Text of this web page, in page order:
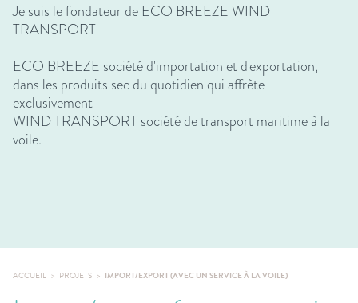
Je suis le fondateur de ECO BREEZE WIND
TRANSPORT
ECO BREEZE société d'importation et d'exportation,
dans les produits sec du quotidien qui affrète
exclusivement
WIND TRANSPORT société de transport maritime à la
voile.
ACCUEIL PROJETS IMPORT/EXPORT (AVEC UN SERVICE À LA VOILE)